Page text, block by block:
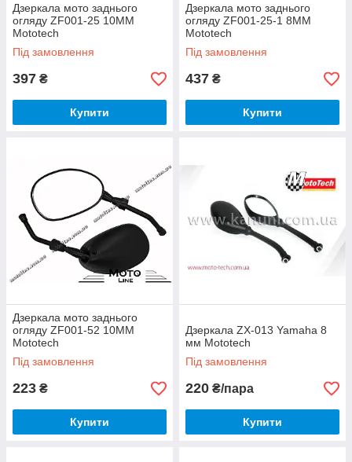
Дзеркала мото заднього
огляду ZF001-25 10ММ
Mototech
Під замовлення
397 ₴
Купити
Дзеркала мото заднього
огляду ZF001-25-1 8ММ
Mototech
Під замовлення
437 ₴
Купити
Дзеркала мото заднього
огляду ZF001-52 10ММ
Mototech
Під замовлення
223 ₴
Купити
Дзеркала ZX-013 Yamaha 8
мм Mototech
Під замовлення
220 ₴/пара
Купити